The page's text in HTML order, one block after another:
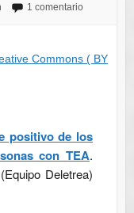
1 comentario
Commons ( BY
positivo de los
con TEA.
Deletrea)